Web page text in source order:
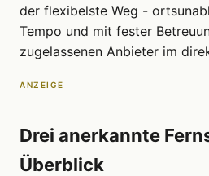
der flexibelste Weg -
Tempo und mit fester
zugelassenen Anbieter im
ANZEIGE
Drei anerkannte
Überblick